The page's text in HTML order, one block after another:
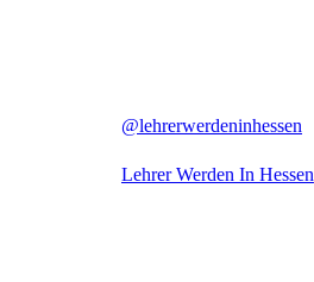
@lehrerwerdeninhessen
Lehrer Werden In Hessen